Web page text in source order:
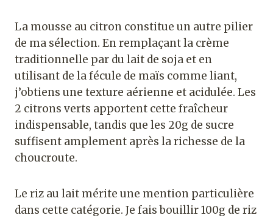
La mousse au citron constitue un autre pilier
de ma sélection. En remplaçant la crème
traditionnelle par du lait de soja et en
utilisant de la fécule de maïs comme liant,
j’obtiens une texture aérienne et acidulée. Les
2 citrons verts apportent cette fraîcheur
indispensable, tandis que les 20g de sucre
suffisent amplement après la richesse de la
choucroute.
Le riz au lait mérite une mention particulière
dans cette catégorie. Je fais bouillir 100g de riz